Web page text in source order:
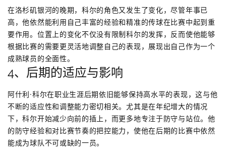
在洛杉矶银河的晚期，科尔的角色又发生了变化，尽管年事已
高，他依然能利用自己丰富的经验和精准的传球在比赛中起到重
要作用。位置上的变化不仅没有限制科尔的发挥，反而使他能够
根据比赛的需要更灵活地调整自己的表现，展现出自己作为一个
成熟球员的全面性。
4、后期的适应与影响
阿什利·科尔在职业生涯后期依旧能够保持高水平的表现，这与他
不断的适应性和调整能力密切相关。尤其是在年纪增大的情况
下，科尔开始减少向前的插上，而更多地专注于防守与站位。他
的防守经验和对比赛节奏的把控能力，使他在后期的比赛中依然
能成为球队不可或缺的一员。